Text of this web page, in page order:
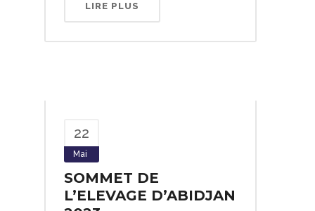
LIRE PLUS
22
Mai
SOMMET DE
L’ELEVAGE D’ABIDJAN